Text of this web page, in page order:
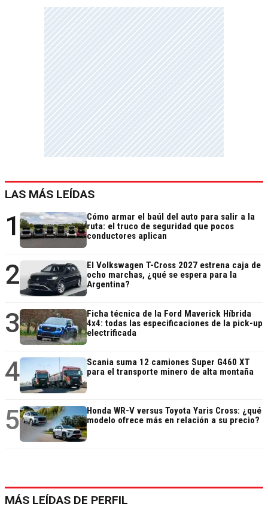
LAS MÁS LEÍDAS
1
Cómo armar el baúl del auto para salir a la
ruta: el truco de seguridad que pocos
conductores aplican
2
El Volkswagen T-Cross 2027 estrena caja de
ocho marchas, ¿qué se espera para la
Argentina?
3
Ficha técnica de la Ford Maverick Híbrida
4x4: todas las especificaciones de la pick-up
electrificada
4
Scania suma 12 camiones Super G460 XT
para el transporte minero de alta montaña
5
Honda WR-V versus Toyota Yaris Cross: ¿qué
modelo ofrece más en relación a su precio?
MÁS LEÍDAS DE PERFIL